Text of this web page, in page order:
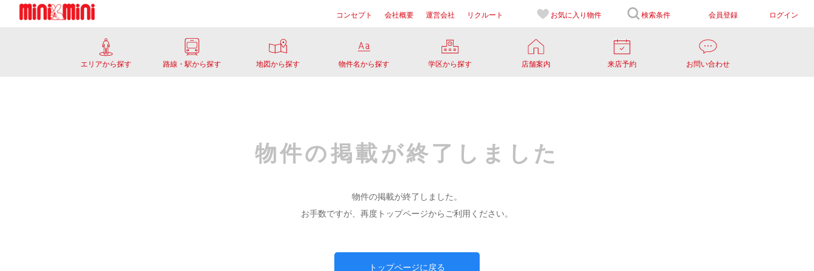
コンセプト 会社概要 運営会社 リクルート お気に入り 物件 検索条件 会員登録 ログイン
エリアから探す 路線・駅から探す 地図から探す 物件名から探す 学区から探す 店舗案内 来店予約 お問い合わせ
物件の掲載が終了しました
物件の掲載が終了しました。
お手数ですが、再度トップページからご利用ください。
トップページに戻る